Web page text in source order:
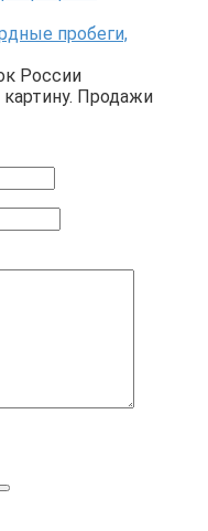
пробеги,
России
Продажи